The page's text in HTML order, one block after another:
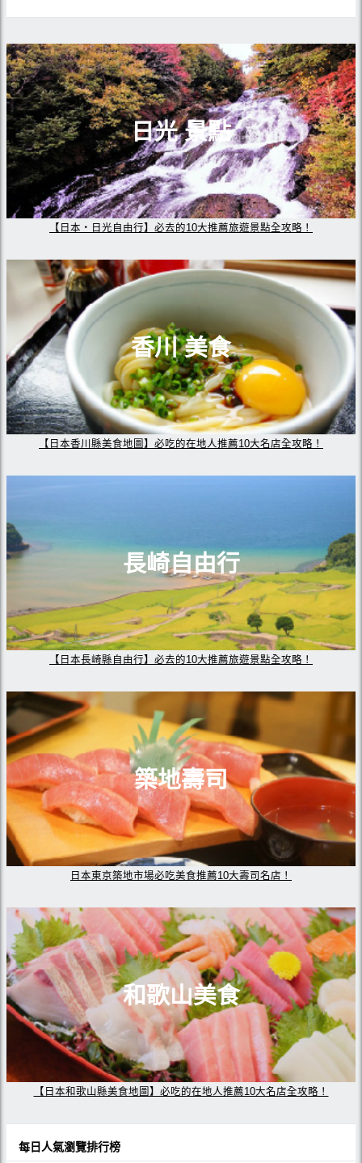
日光 景點
【日本・日光自由行】必去的10大推薦旅遊景點全攻略！
香川 美食
【日本香川縣美食地圖】必吃的在地人推薦10大名店全攻略！
長崎自由行
【日本長崎縣自由行】必去的10大推薦旅遊景點全攻略！
築地壽司
日本東京築地市場必吃美食推薦10大壽司名店！
和歌山美食
【日本和歌山縣美食地圖】必吃的在地人推薦10大名店全攻略！
每日人氣瀏覽排行榜